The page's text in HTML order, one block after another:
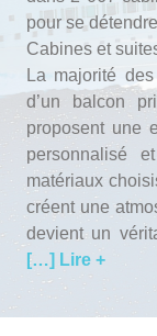
pour se
Cabines et
La majorité
d’un balcon
proposent une
personnalisé
matériaux
créent une
devient un
[…] Lire +